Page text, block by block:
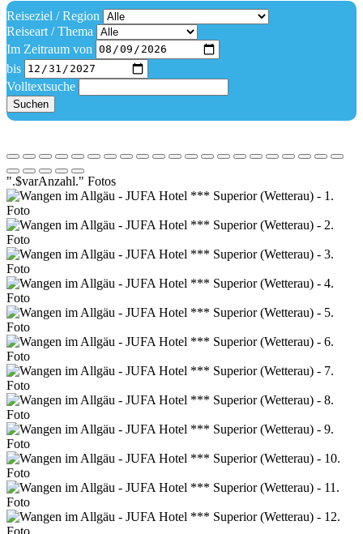
Reiseziel / Region
Reiseart / Thema
Im Zeitraum von
bis
Volltextsuche
Suchen
".$varAnzahl." Fotos